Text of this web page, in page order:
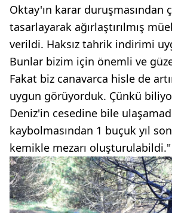
Oktay'ın karar duruşmasından
tasarlayarak ağırlaştırılmış
verildi. Haksız tahrik indirimi
Bunlar bizim için önemli ve
Fakat biz canavarca hisle de
uygun görüyorduk. Çünkü
Deniz'in cesedine bile
kaybolmasından 1 buçuk yıl
kemikle mezarı oluşturulabildi."